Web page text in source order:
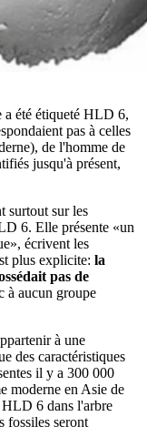
a été étiqueté HLD 6,
pas à celles
de l'homme de
jusqu'à présent,
surtout sur les
6. Elle présente «un
écrivent les
plus explicite: la
pas de
à aucun groupe
à une
des caractéristiques
il y a 300 000
moderne en Asie de
6 dans l'arbre
fossiles seront